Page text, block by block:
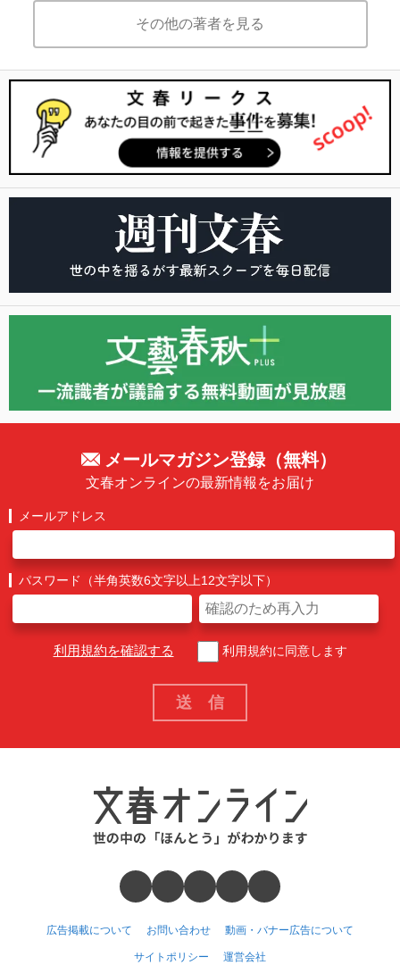
その他の著者を見る
メールマガジン登録（無料）
文春オンラインの最新情報をお届け
メールアドレス
パスワード（半角英数6文字以上12文字以下）
利用規約を確認する 利用規約に同意します
広告掲載について お問い合わせ 動画・バナー広告について
サイトポリシー 運営会社